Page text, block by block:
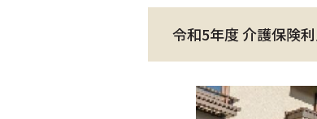
令和5年度 介護保険